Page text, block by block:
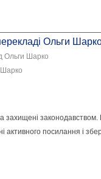
Ольги
Ольги Шарко
Шарко
захищені
активного посилання і